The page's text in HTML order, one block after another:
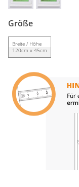
Größe
Breite / Höhe
120cm x 45cm